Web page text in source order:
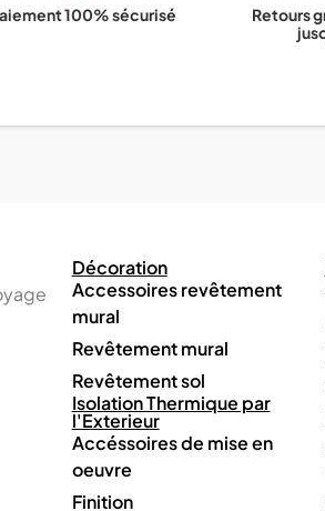
100% sécurisé
Retours
Décoration
Accessoires revêtement
mural
Revêtement mural
Revêtement sol
Isolation Thermique par
l'Exterieur
Accéssoires de mise en
oeuvre
Finition